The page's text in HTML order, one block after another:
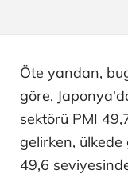
Öte yandan,
göre,
sektörü PMI
gelirken,
49,6